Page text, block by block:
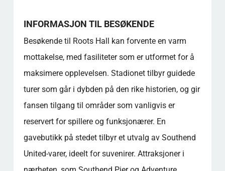
INFORMASJON TIL BESØKENDE
Besøkende til Roots Hall kan forvente en varm
mottakelse, med fasiliteter som er utformet for å
maksimere opplevelsen. Stadionet tilbyr guidede
turer som går i dybden på den rike historien, og gir
fansen tilgang til områder som vanligvis er
reservert for spillere og funksjonærer. En
gavebutikk på stedet tilbyr et utvalg av Southend
United-varer, ideelt for suvenirer. Attraksjoner i